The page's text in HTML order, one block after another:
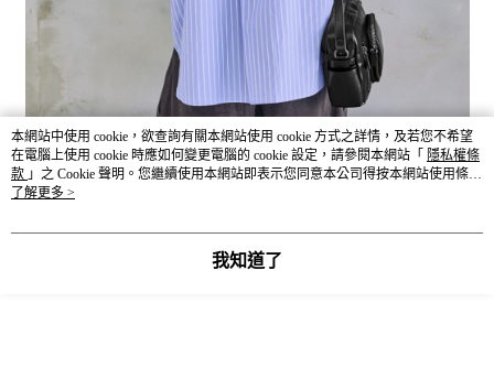
本網站中使用 cookie，欲查詢有關本網站使用 cookie 方式之詳情，及若您不希望
在電腦上使用 cookie 時應如何變更電腦的 cookie 設定，請參閱本網站「 隱私權條
款 」之 Cookie 聲明。您繼續使用本網站即表示您同意本公司得按本網站使用條款
之 Cookie 聲明使用 cookie。
了解更多 >
我知道了